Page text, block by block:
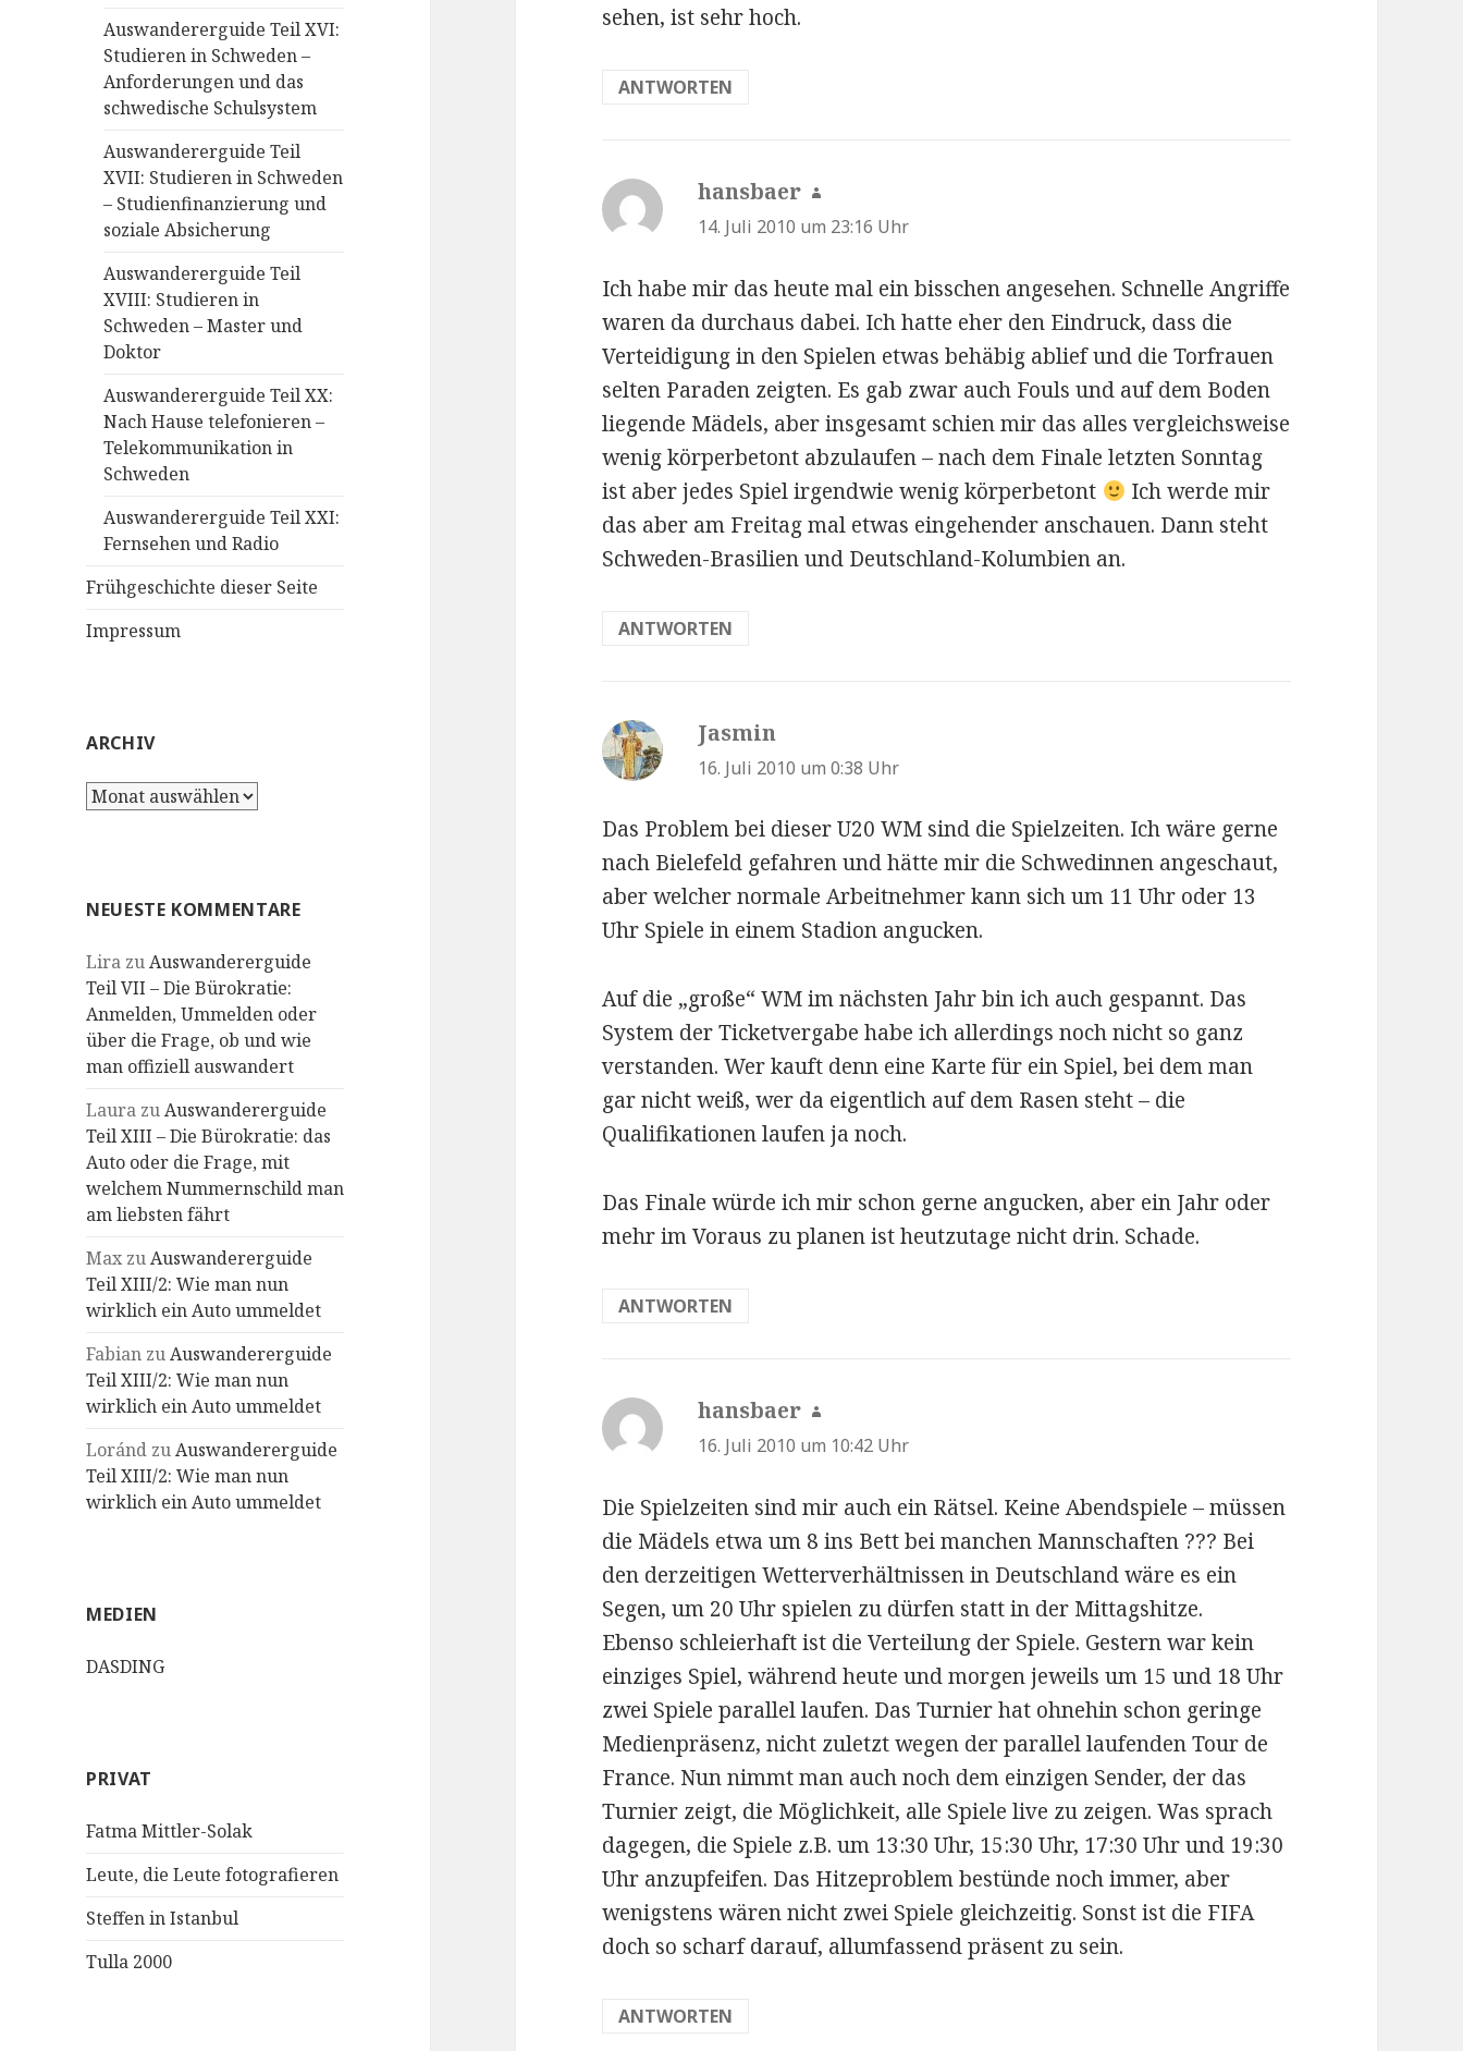
Auswandererguide Teil XVI:
Studieren in Schweden –
Anforderungen und das
schwedische Schulsystem
Auswandererguide Teil
XVII: Studieren in Schweden
– Studienfinanzierung und
soziale Absicherung
Auswandererguide Teil
XVIII: Studieren in
Schweden – Master und
Doktor
Auswandererguide Teil XX:
Nach Hause telefonieren –
Telekommunikation in
Schweden
Auswandererguide Teil XXI:
Fernsehen und Radio
Frühgeschichte dieser Seite
Impressum
ARCHIV
Archiv
NEUESTE KOMMENTARE
Lira zuAuswandererguide
Teil VII – Die Bürokratie:
Anmelden, Ummelden oder
über die Frage, ob und wie
man offiziell auswandert
Laura zuAuswandererguide
Teil XIII – Die Bürokratie: das
Auto oder die Frage, mit
welchem Nummernschild man
am liebsten fährt
Max zuAuswandererguide
Teil XIII/2: Wie man nun
wirklich ein Auto ummeldet
Fabian zuAuswandererguide
Teil XIII/2: Wie man nun
wirklich ein Auto ummeldet
Loránd zuAuswandererguide
Teil XIII/2: Wie man nun
wirklich ein Auto ummeldet
MEDIEN
DASDING
PRIVAT
Fatma Mittler-Solak
Leute, die Leute fotografieren
Steffen in Istanbul
Tulla 2000
sehen, ist sehr hoch.
ANTWORTEN
hansbaer sagt:
14. Juli 2010 um 23:16 Uhr
Ich habe mir das heute mal ein bisschen angesehen. Schnelle Angriffe
waren da durchaus dabei. Ich hatte eher den Eindruck, dass die
Verteidigung in den Spielen etwas behäbig ablief und die Torfrauen
selten Paraden zeigten. Es gab zwar auch Fouls und auf dem Boden
liegende Mädels, aber insgesamt schien mir das alles vergleichsweise
wenig körperbetont abzulaufen – nach dem Finale letzten Sonntag
ist aber jedes Spiel irgendwie wenig körperbetont
Ich werde mir
das aber am Freitag mal etwas eingehender anschauen. Dann steht
Schweden-Brasilien und Deutschland-Kolumbien an.
ANTWORTEN
Jasmin
16. Juli 2010 um 0:38 Uhr
Das Problem bei dieser U20 WM sind die Spielzeiten. Ich wäre gerne
nach Bielefeld gefahren und hätte mir die Schwedinnen angeschaut,
aber welcher normale Arbeitnehmer kann sich um 11 Uhr oder 13
Uhr Spiele in einem Stadion angucken.
Auf die „große“ WM im nächsten Jahr bin ich auch gespannt. Das
System der Ticketvergabe habe ich allerdings noch nicht so ganz
verstanden. Wer kauft denn eine Karte für ein Spiel, bei dem man
gar nicht weiß, wer da eigentlich auf dem Rasen steht – die
Qualifikationen laufen ja noch.
Das Finale würde ich mir schon gerne angucken, aber ein Jahr oder
mehr im Voraus zu planen ist heutzutage nicht drin. Schade.
ANTWORTEN
hansbaer sagt:
16. Juli 2010 um 10:42 Uhr
Die Spielzeiten sind mir auch ein Rätsel. Keine Abendspiele – müssen
die Mädels etwa um 8 ins Bett bei manchen Mannschaften ??? Bei
den derzeitigen Wetterverhältnissen in Deutschland wäre es ein
Segen, um 20 Uhr spielen zu dürfen statt in der Mittagshitze.
Ebenso schleierhaft ist die Verteilung der Spiele. Gestern war kein
einziges Spiel, während heute und morgen jeweils um 15 und 18 Uhr
zwei Spiele parallel laufen. Das Turnier hat ohnehin schon geringe
Medienpräsenz, nicht zuletzt wegen der parallel laufenden Tour de
France. Nun nimmt man auch noch dem einzigen Sender, der das
Turnier zeigt, die Möglichkeit, alle Spiele live zu zeigen. Was sprach
dagegen, die Spiele z.B. um 13:30 Uhr, 15:30 Uhr, 17:30 Uhr und 19:30
Uhr anzupfeifen. Das Hitzeproblem bestünde noch immer, aber
wenigstens wären nicht zwei Spiele gleichzeitig. Sonst ist die FIFA
doch so scharf darauf, allumfassend präsent zu sein.
ANTWORTEN